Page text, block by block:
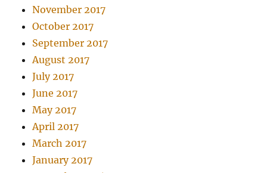
November 2017
October 2017
September 2017
August 2017
July 2017
June 2017
May 2017
April 2017
March 2017
January 2017